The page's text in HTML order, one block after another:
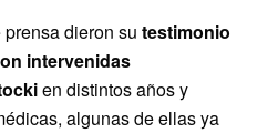
dieron su testimonio
intervenidas
en distintos años y
algunas de ellas ya